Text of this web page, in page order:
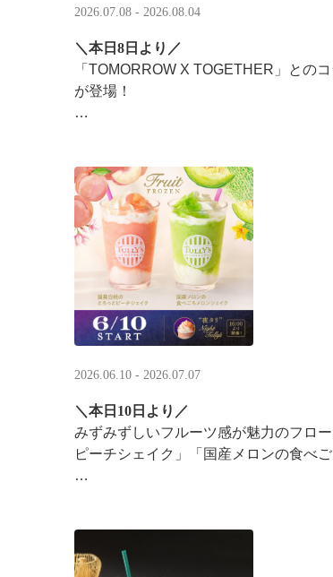
2026.07.08 - 2026.08.04
＼本日8日より／
「TOMORROW X TOGETHER」との
が登場！
2026.06.10 - 2026.07.07
＼本日10日より／
みずみずしいフルーツ感が魅力のフロ
ピーチシェイク」「国産メロンの食べ